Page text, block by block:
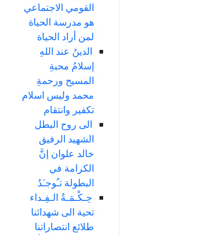
القومي الاجتماعي
هو مدرسة الحياة
لمن أراد الحياة
الدينُ عند اللهِ
إسلامُ محبةِ
المسيح ورحمةِ
محمد وليس اسلام
تكفير وانتقام
الى روح البطل
الشهيد الرفيق
خالد علوان إنَّ
الكرامة في
البطولة تـُوجـَدُ
حِـكْـمَـةُ الـفِـداء
تحية الى شهدائنا
طلائع انتصاراتنا